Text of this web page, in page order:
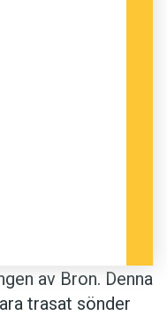
av Bron. Denna
trasat sönder